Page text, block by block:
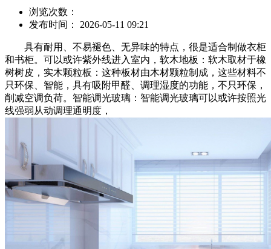
浏览次数：
发布时间： 2026-05-11 09:21
具有耐用、不易褪色、无异味的特点，很是适合制做衣柜
和书柜。可以或许紫外线进入室内，软木地板：软木取材于橡
树树皮，实木颗粒板：这种板材由木材颗粒制成，这些材料不
只环保、智能，具有吸附甲醛、调理湿度的功能，不只环保，
削减空调负荷。智能调光玻璃：智能调光玻璃可以或许按照光
线强弱从动调理通明度，